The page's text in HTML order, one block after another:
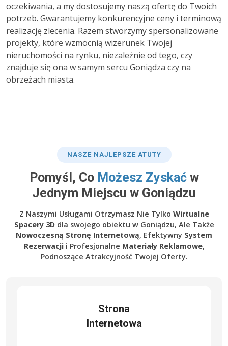
oczekiwania, a my dostosujemy naszą ofertę do Twoich
potrzeb. Gwarantujemy konkurencyjne ceny i terminową
realizację zlecenia. Razem stworzymy spersonalizowane
projekty, które wzmocnią wizerunek Twojej
nieruchomości na rynku, niezależnie od tego, czy
znajduje się ona w samym sercu Goniądza czy na
obrzeżach miasta.
NASZE NAJLEPSZE ATUTY
Pomyśl, Co Możesz Zyskaćw
Jednym Miejscu w Goniądzu
Z Naszymi Usługami Otrzymasz Nie Tylko Wirtualne
Spacery 3Ddla swojego obiektu w Goniądzu, Ale Także
Nowoczesną Stronę Internetową, Efektywny System
Rezerwacjii Profesjonalne Materiały Reklamowe,
Podnoszące Atrakcyjność Twojej Oferty.
Strona
Internetowa